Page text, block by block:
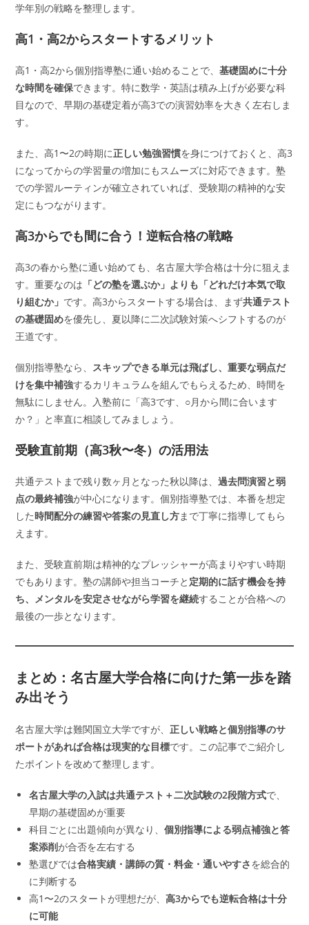
学年別の戦略を整理します。
高1・高2からスタートするメリット
高1・高2から個別指導塾に通い始めることで、基礎固めに十分
な時間を確保できます。特に数学・英語は積み上げが必要な科
目なので、早期の基礎定着が高3での演習効率を大きく左右しま
す。
また、高1〜2の時期に正しい勉強習慣を身につけておくと、高3
になってからの学習量の増加にもスムーズに対応できます。塾
での学習ルーティンが確立されていれば、受験期の精神的な安
定にもつながります。
高3からでも間に合う！逆転合格の戦略
高3の春から塾に通い始めても、名古屋大学合格は十分に狙えま
す。重要なのは 「どの塾を選ぶか」よりも「どれだけ本気で取
り組むか」 です。高3からスタートする場合は、まず共通テスト
の基礎固めを優先し、夏以降に二次試験対策へシフトするのが
王道です。
個別指導塾なら、 スキップできる単元は飛ばし、重要な弱点だ
けを集中補強するカリキュラムを組んでもらえるため、時間を
無駄にしません。入塾前に「高3です、○月から間に合います
か？」と率直に相談してみましょう。
受験直前期（高3秋〜冬）の活用法
共通テストまで残り数ヶ月となった秋以降は、過去問演習と弱
点の最終補強が中心になります。個別指導塾では、本番を想定
した時間配分の練習や答案の見直し方まで丁寧に指導してもら
えます。
また、受験直前期は精神的なプレッシャーが高まりやすい時期
でもあります。塾の講師や担当コーチと 定期的に話す機会を持
ち、メンタルを安定させながら学習を継続することが合格への
最後の一歩となります。
まとめ：名古屋大学合格に向けた第一歩を踏
み出そう
名古屋大学は難関国立大学ですが、正しい戦略と個別指導のサ
ポートがあれば合格は現実的な目標です。この記事でご紹介し
たポイントを改めて整理します。
名古屋大学の入試は共通テスト＋二次試験の2段階方式で、
早期の基礎固めが重要
科目ごとに出題傾向が異なり、個別指導による弱点補強と答
案添削が合否を左右する
塾選びでは合格実績・講師の質・料金・通いやすさを総合的
に判断する
高1〜2のスタートが理想だが、高3からでも逆転合格は十分
に可能